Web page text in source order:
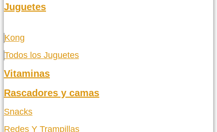
Juguetes
Kong
Todos los Juguetes
Vitaminas
Rascadores y camas
Snacks
Redes Y Trampillas